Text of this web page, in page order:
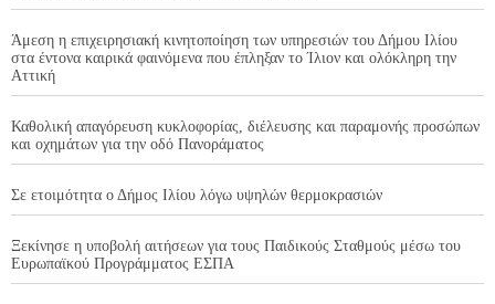
Άμεση η επιχειρησιακή κινητοποίηση των υπηρεσιών του Δήμου Ιλίου
στα έντονα καιρικά φαινόμενα που έπληξαν το Ίλιον και ολόκληρη την
Αττική
Καθολική απαγόρευση κυκλοφορίας, διέλευσης και παραμονής προσώπων
και οχημάτων για την οδό Πανοράματος
Σε ετοιμότητα ο Δήμος Ιλίου λόγω υψηλών θερμοκρασιών
Ξεκίνησε η υποβολή αιτήσεων για τους Παιδικούς Σταθμούς μέσω του
Ευρωπαϊκού Προγράμματος ΕΣΠΑ